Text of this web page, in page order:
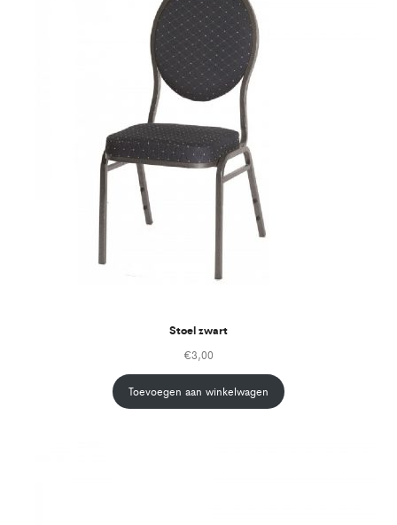
Stoel zwart
€3,00
Toevoegen aan winkelwagen